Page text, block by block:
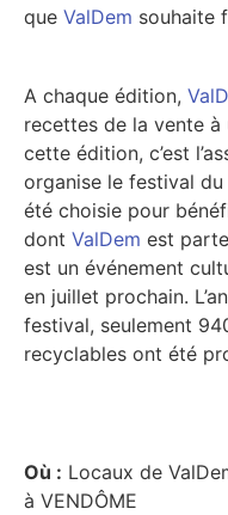
que ValDem souhaite
A chaque édition,
recettes de la vente
cette édition, c’est
organise le festival
été choisie pour
dont ValDem est
est un événement
en juillet prochain.
festival, seulement
recyclables ont été
Où : Locaux de
à VENDÔME